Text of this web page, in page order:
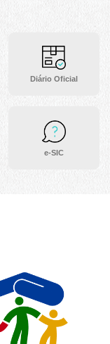
Diário Oficial
e-SIC